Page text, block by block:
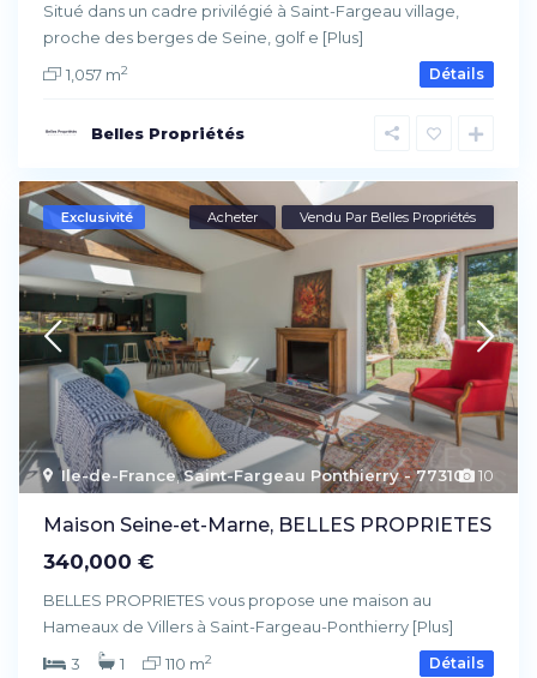
Situé dans un cadre privilégié à Saint-Fargeau village,
proche des berges de Seine, golf e [Plus]
1,057 m2 Détails
Belles Propriétés
10
Ile-de-France,Saint-Fargeau Ponthierry - 77310
Exclusivité Acheter Vendu Par Belles Propriétés
Maison Seine-et-Marne, BELLES PROPRIETES
340,000 €
BELLES PROPRIETES vous propose une maison au
Hameaux de Villers à Saint-Fargeau-Ponthierry [Plus]
3
1 110 m2 Détails